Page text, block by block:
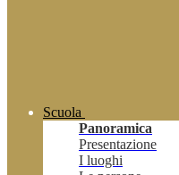
Scuola
Panoramica
Presentazione
I luoghi